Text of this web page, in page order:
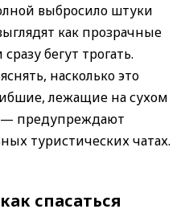
выбросило штуки
как прозрачные
бегут трогать.
насколько это
лежащие на сухом
— предупреждают
туристических чатах.
спасаться